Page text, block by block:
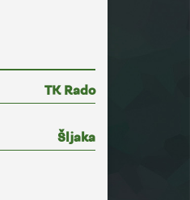
TK Rado
Šljaka